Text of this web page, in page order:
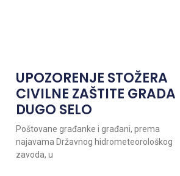
UPOZORENJE STOŽERA
CIVILNE ZAŠTITE GRADA
DUGO SELO
Poštovane građanke i građani, prema
najavama Državnog hidrometeorološkog
zavoda, u